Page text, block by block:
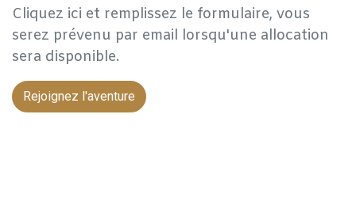
Cliquez ici et remplissez le formulaire, vous
serez prévenu par email lorsqu'une allocation
sera disponible.
Rejoignez l'aventure